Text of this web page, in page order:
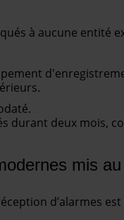
à aucune entité
durant deux mois,
mis au
d’alarmes